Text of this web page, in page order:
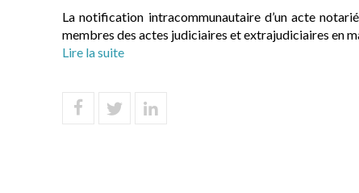
La notification intracommunautaire d’un acte
membres des actes judiciaires et extrajudiciaires en
Lire la suite